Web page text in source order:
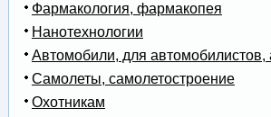
Фармакология, фармакопея
Нанотехнологии
Автомобили, для автомобилистов,
Самолеты, самолетостроение
Охотникам